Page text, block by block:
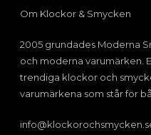
Om Klockor & Smycken
2005 grundades Moderna
och moderna varumärken.
trendiga klockor och
varumärkena som står för